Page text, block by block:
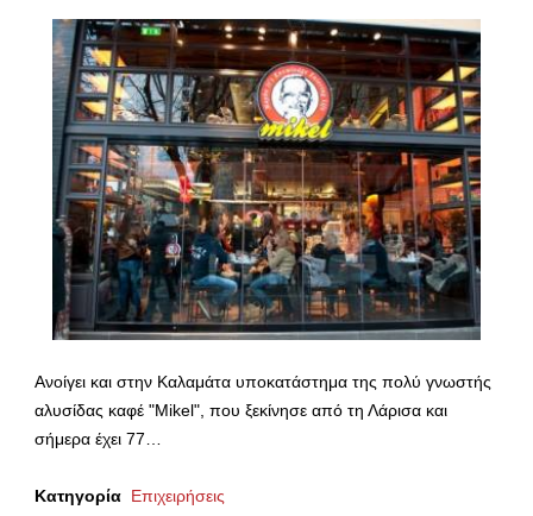
Ανοίγει και στην Καλαμάτα υποκατάστημα της πολύ γνωστής
αλυσίδας καφέ "Mikel", που ξεκίνησε από τη Λάρισα και
σήμερα έχει 77…
Κατηγορία Επιχειρήσεις